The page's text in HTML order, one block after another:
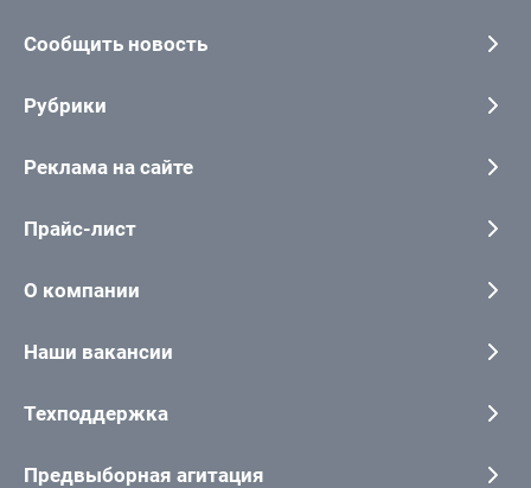
Сообщить новость
Рубрики
Реклама на сайте
Прайс-лист
О компании
Наши вакансии
Техподдержка
Предвыборная агитация